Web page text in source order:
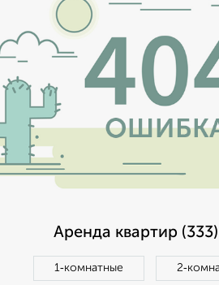
Аренда квартир (333)
1‑комнатные